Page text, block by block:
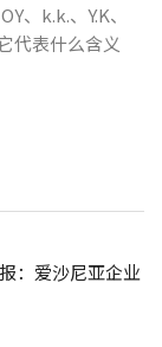
、k.k.、Y.K、
代表什么含义
：爱沙尼亚企业